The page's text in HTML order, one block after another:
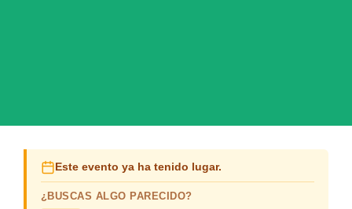
Este evento ya ha tenido lugar.
¿BUSCAS ALGO PARECIDO?